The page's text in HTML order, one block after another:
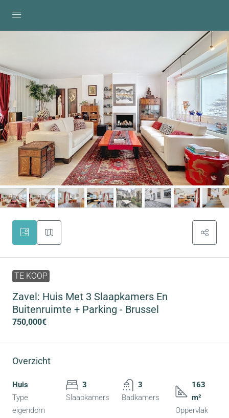
TE KOOP
Zavel: Huis Met 3 Slaapkamers En
Buitenruimte + Parking - Brussel
750,000€
Overzicht
Huis
Type
eigendom
3
Slaapkamers
3
Badkamers
163
m²
Oppervlak